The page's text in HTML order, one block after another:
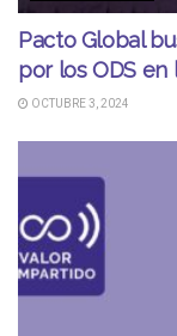
Pacto Global
por los ODS en
OCTUBRE 3, 2024